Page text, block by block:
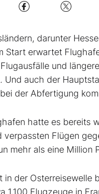
darunter
Start erwartet
und
Und auch der
der Abfertigung
hatte es bereits
verpassten Flügen
mehr als eine Million
in der Osterreisewelle
1.100 Flugzeuge in